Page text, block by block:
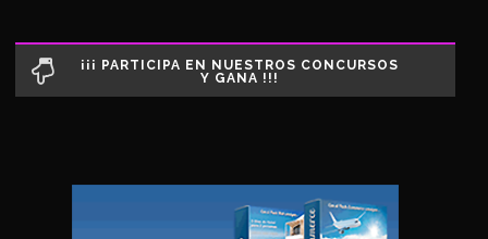
¡¡¡ PARTICIPA EN NUESTROS CONCURSOS
Y GANA !!!